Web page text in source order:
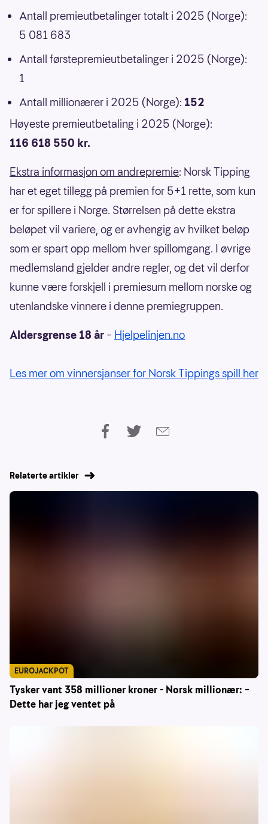
Antall premieutbetalinger totalt i 2025 (Norge):
5 081 683
Antall førstepremieutbetalinger i 2025 (Norge):
1
Antall millionærer i 2025 (Norge): 152
Høyeste premieutbetaling i 2025 (Norge):
116 618 550 kr.
Ekstra informasjon om andrepremie: Norsk Tipping
har et eget tillegg på premien for 5+1 rette, som kun
er for spillere i Norge. Størrelsen på dette ekstra
beløpet vil variere, og er avhengig av hvilket beløp
som er spart opp mellom hver spillomgang. I øvrige
medlemsland gjelder andre regler, og det vil derfor
kunne være forskjell i premiesum mellom norske og
utenlandske vinnere i denne premiegruppen.
Aldersgrense 18 år – Hjelpelinjen.no
Les mer om vinnersjanser for Norsk Tippings spill her
Relaterte artikler
Tysker vant 358 millioner kroner - Norsk millionær: –
Dette har jeg ventet på
EUROJACKPOT